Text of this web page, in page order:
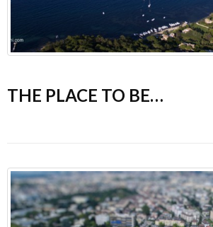
THE PLACE TO BE…